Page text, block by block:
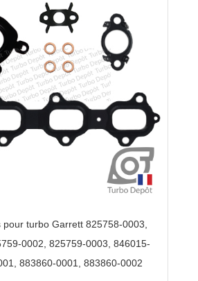
pour turbo Garrett 825758-0003,
0002, 825759-0003, 846015-
883860-0001, 883860-0002